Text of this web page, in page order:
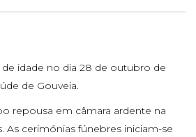
idade no dia 28 de outubro de
de Gouveia.
repousa em câmara ardente na
As cerimónias fúnebres iniciam-se